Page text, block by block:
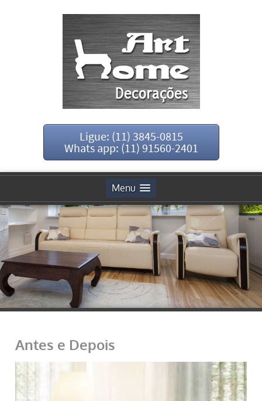
Ligue: (11) 3845-0815
Whats app: (11) 91560-2401
Menu
Antes e Depois